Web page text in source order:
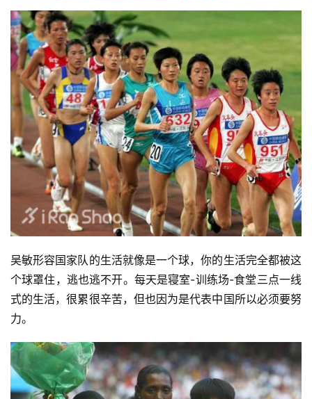
吴敏形容国家队的生活就像是一个球，你的生活完全都被这
个球罩住，逃也逃不开。每天是寝室-训练场-食堂三点一线
式的生活，很累很辛苦，但也因为是代表中国所以必须要努
力。